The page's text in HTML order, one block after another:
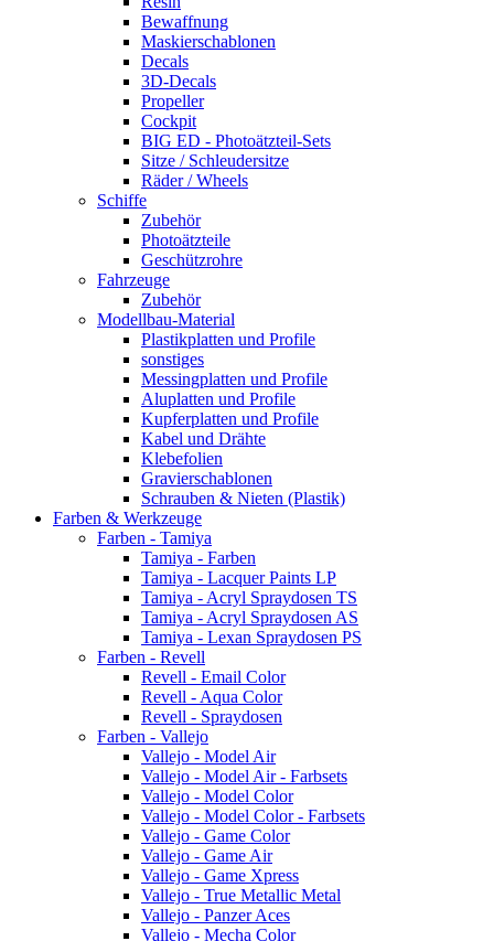
Bewaffnung
Maskierschablonen
Decals
3D-Decals
Propeller
Cockpit
BIG ED - Photoätzteil-Sets
Sitze / Schleudersitze
Räder / Wheels
Schiffe
Zubehör
Photoätzteile
Geschützrohre
Fahrzeuge
Zubehör
Modellbau-Material
Plastikplatten und Profile
sonstiges
Messingplatten und Profile
Aluplatten und Profile
Kupferplatten und Profile
Kabel und Drähte
Klebefolien
Gravierschablonen
Schrauben & Nieten (Plastik)
Farben & Werkzeuge
Farben - Tamiya
Tamiya - Farben
Tamiya - Lacquer Paints LP
Tamiya - Acryl Spraydosen TS
Tamiya - Acryl Spraydosen AS
Tamiya - Lexan Spraydosen PS
Farben - Revell
Revell - Email Color
Revell - Aqua Color
Revell - Spraydosen
Farben - Vallejo
Vallejo - Model Air
Vallejo - Model Air - Farbsets
Vallejo - Model Color
Vallejo - Model Color - Farbsets
Vallejo - Game Color
Vallejo - Game Air
Vallejo - Game Xpress
Vallejo - True Metallic Metal
Vallejo - Panzer Aces
Vallejo - Mecha Color